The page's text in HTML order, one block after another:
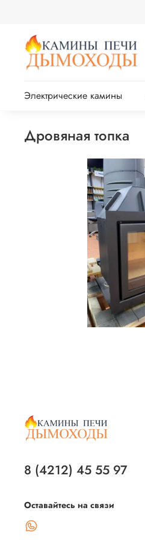
Электрические камины
дровяная топка
8 (4212) 45 55 97
Оставайтесь на связи